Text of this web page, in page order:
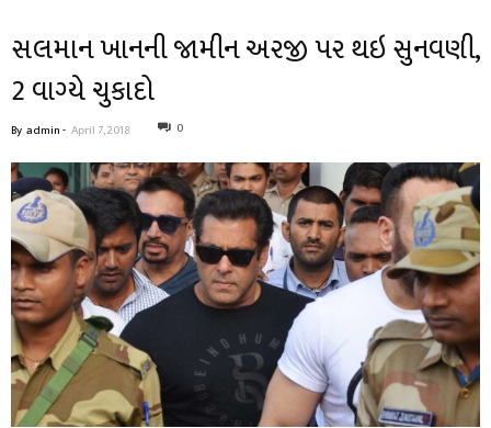
સલમાન ખાનની જામીન અરજી પર થઇ સુનવણી,
2 વાગ્યે ચુકાદો
By admin- April 7, 2018 0